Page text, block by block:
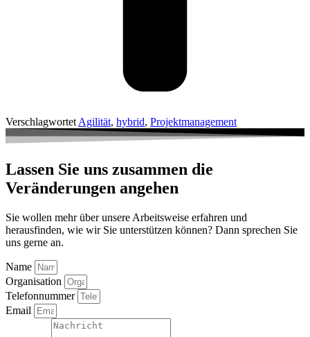
Verschlagwortet Agilität, hybrid, Projektmanagement
Lassen Sie uns zusammen die
Veränderungen angehen
Sie wollen mehr über unsere Arbeitsweise erfahren und
herausfinden, wie wir Sie unterstützen können? Dann sprechen Sie
uns gerne an.
Name
Organisation
Telefonnummer
Email